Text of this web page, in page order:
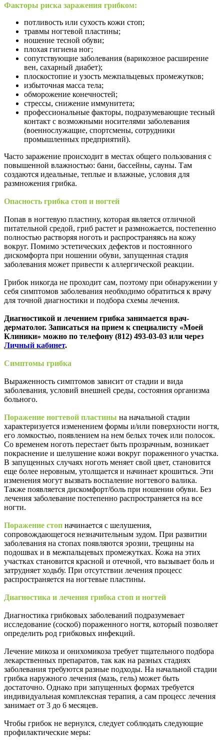
Факторы риска заражения грибком: ­
потливость или сухость кожи стоп; ­
травмы ногтевой пластины; ­
ношение тесной обуви; ­
плохая гигиена ног; ­
сопутствующие заболевания (варикозное расширение
вен, сахарный диабет); ­
плоскостопие и узость межпальцевых промежутков; ­
избыточная масса тела; ­
обморожение конечностей; ­
стрессы, снижение иммунитета; ­
профессиональные факторы, подразумевающие тесный
контакт с возможными носителями заболевания
(военнослужащие, спортсмены, сотрудники
промышленных предприятий).
Часто заражение происходит в местах общего пользования с
повышенной влажностью: бани, бассейны, сауны. Там
создаются идеальные, теплые и влажные, условия для
размножения грибка.
Опасность грибка стоп и ногтей
Попав в ногтевую пластину, которая является отличной
питательной средой, гриб растет и размножается, постепенно
полностью растворяя ноготь и распространяясь на кожу
вокруг. Помимо эстетических дефектов и постоянного
дискомфорта при ношении обуви, запущенная стадия
заболевания может привести к аллергической реакции.
Грибок никогда не проходит сам, поэтому при обнаружении у
себя симптомов заболевания необходимо обратиться к врачу
для точной диагностики и подбора схемы лечения.
Диагностикой и лечением грибка занимается врач-
дерматолог. Записаться на прием к специалисту «Моей
Клиники» можно по телефону (812) 493-03-03 или через
Личный кабинет.
Симптомы грибка
Выраженность симптомов зависит от стадии и вида
заболевания, условий внешней среды, состояния организма
больного.
Поражение ногтевой пластины на начальной стадии
характеризуется изменением формы и/или поверхности ногтя,
его ломкостью, появлением на нем белых точек или полосок.
Со временем ноготь перестает быть прозрачным, возникает
покраснение и шелушение кожи вокруг пораженного участка.
В запущенных случаях ноготь меняет свой цвет, становится
еще более неровным, утолщается и начинает крошиться. Эти
изменения могут вызвать воспаление ногтевого валика.
Также появляется дискомфорт/боль при ношении обуви. Без
лечения заболевание постепенно распространяется на все
ногти.
Поражение стоп начинается с шелушения,
сопровождающегося незначительным зудом. При развитии
заболевания на стопах появляются эрозии, трещины на
подошвах и в межпальцевых промежутках. Кожа на этих
участках становится красной и отечной, что вызывает боль и
затрудняет ходьбу. При отсутствии лечения процесс
распространяется на ногтевые пластины.
Диагностика и лечения грибка стоп и ногтей
Диагностика грибковых заболеваний подразумевает
исследование (соскоб) пораженного ногтя, который позволяет
определить род грибковых инфекций.
Лечение микоза и онихомикоза требует тщательного подбора
лекарственных препаратов, так как на разных стадиях
заболевания требуются разные подходы. На начальной стадии
грибка наружного лечения (мазь, гель) может быть
достаточно. Однако при запущенных формах требуется
индивидуальная комплексная терапия, а сам процесс лечения
занимает от 3 до 6 месяцев.
Чтобы грибок не вернулся, следует соблюдать следующие
профилактические меры: ­